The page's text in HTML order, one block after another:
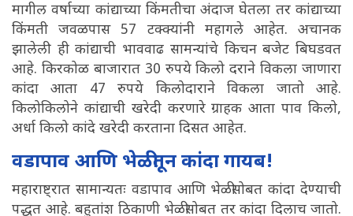
मागील वर्षाच्या कांद्याच्या किंमतीचा अंदाज घेतला तर कांद्याच्या
किंमती जवळपास 57 टक्क्यांनी महागले आहेत. अचानक
झालेली ही कांद्याची भाववाढ सामन्यांचे किचन बजेट बिघडवत
आहे. किरकोळ बाजारात 30 रुपये किलो दराने विकला जाणारा
कांदा आता 47 रुपये किलोदाराने विकला जातो आहे.
किलोकिलोने कांद्याची खरेदी करणारे ग्राहक आता पाव किलो,
अर्धा किलो कांदे खरेदी करताना दिसत आहेत.
वडापाव आणि भेळीतून कांदा गायब!
महाराष्ट्रात सामान्यतः वडापाव आणि भेळीसोबत कांदा देण्याची
पद्धत आहे. बहुतांश ठिकाणी भेळीसोबत तर कांदा दिलाच जातो.